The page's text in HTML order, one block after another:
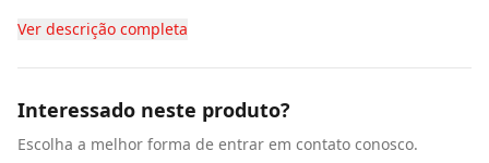
Tom que evolui do bronze-alaranjado para um
castanho-avermelhado profundo com a exposição ao
sol
Uma das madeiras mais duras e densas das Américas,
com alta resistência a riscos e impactos
Resistência natural a cupins, brocas e fungos
Ver descrição completa
Interessado neste produto?
Escolha a melhor forma de entrar em contato conosco.